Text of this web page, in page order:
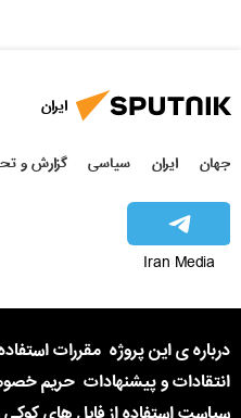
ایران
جهان ایران سیاسی گزارش و
Iran Media
درباره ی این پروژه مقررات
انتقادات و پیشنهادات حریم